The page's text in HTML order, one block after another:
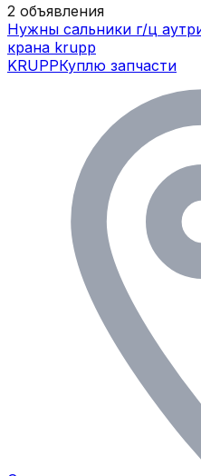
2 объявления
Нужны сальники г/ц
крана krupp
KRUPPКуплю запчасти